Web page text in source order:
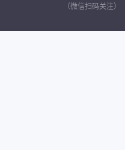
（微信扫码关注）